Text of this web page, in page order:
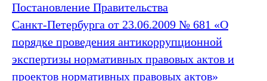
Постановление Правительства
Санкт‑Петербурга от 23.06.2009 № 681 «О
порядке проведения антикоррупционной
экспертизы нормативных правовых актов и
проектов нормативных правовых актов»